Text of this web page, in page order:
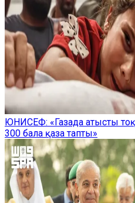
ЮНИСЕФ: «Газада атысты
300 бала қаза тапты»